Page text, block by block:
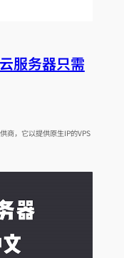
服务器只需
商，它以提供原生IP的VPS